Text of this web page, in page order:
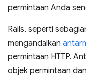
permintaan Anda
Rails, seperti
mengandalkan
permintaan HTTP.
objek permintaan